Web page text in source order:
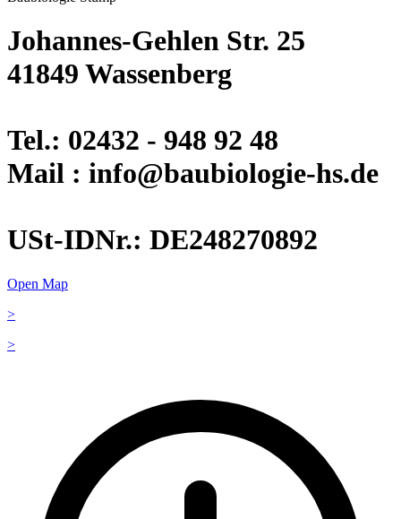
Johannes-Gehlen Str. 25
41849 Wassenberg
Tel.: 02432 - 948 92 48
Mail : info@baubiologie-hs.de
USt-IDNr.: DE248270892
Open Map
>
>